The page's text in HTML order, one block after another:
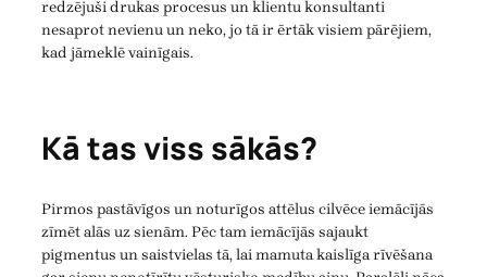
redzējuši drukas procesus un klientu konsultanti
nesaprot nevienu un neko, jo tā ir ērtāk visiem pārējiem,
kad jāmeklē vainīgais.
Kā tas viss sākās?
Pirmos pastāvīgos un noturīgos attēlus cilvēce iemācījās
zīmēt alās uz sienām. Pēc tam iemācījās sajaukt
pigmentus un saistvielas tā, lai mamuta kaislīga rīvēšana